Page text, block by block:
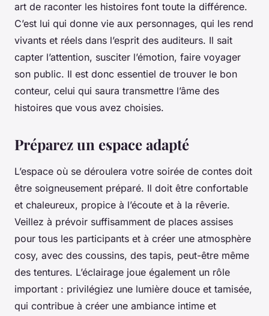
art de raconter les histoires font toute la différence.
C’est lui qui donne vie aux personnages, qui les rend
vivants et réels dans l’esprit des auditeurs. Il sait
capter l’attention, susciter l’émotion, faire voyager
son public. Il est donc essentiel de trouver le bon
conteur, celui qui saura transmettre l’âme des
histoires que vous avez choisies.
Préparez un espace adapté
L’espace où se déroulera votre soirée de contes doit
être soigneusement préparé. Il doit être confortable
et chaleureux, propice à l’écoute et à la rêverie.
Veillez à prévoir suffisamment de places assises
pour tous les participants et à créer une atmosphère
cosy, avec des coussins, des tapis, peut-être même
des tentures. L’éclairage joue également un rôle
important : privilégiez une lumière douce et tamisée,
qui contribue à créer une ambiance intime et